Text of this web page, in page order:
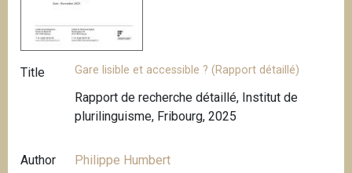
Title Gare lisible et accessible ? (Rapport détaillé)
Rapport de recherche détaillé, Institut de
plurilinguisme, Fribourg, 2025
Author Philippe Humbert